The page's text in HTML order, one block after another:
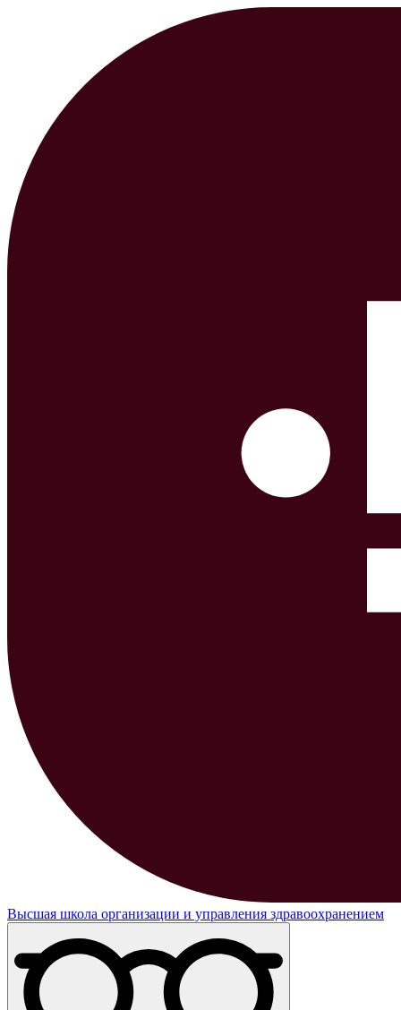
Высшая школа организации и управления здравоохранением